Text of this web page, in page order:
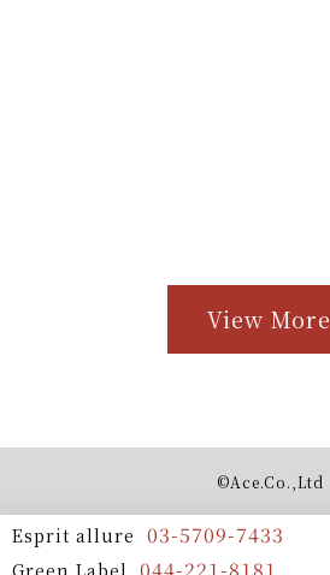
Esprit allure 03-5709-7433
Green Label
View More
©︎Ace.Co.,Ltd